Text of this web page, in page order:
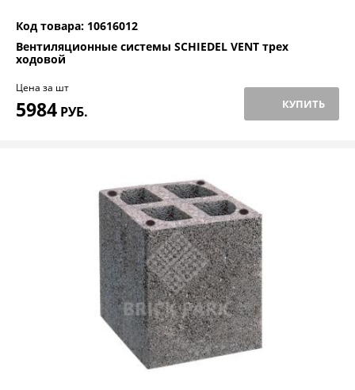
Код товара: 10616012
Вентиляционные системы SCHIEDEL VENT трех
ходовой
Цена за шт
5984 РУБ. КУПИТЬ